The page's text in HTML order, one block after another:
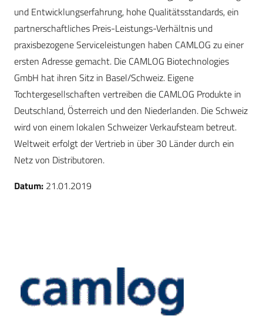
und Entwicklungserfahrung, hohe Qualitätsstandards, ein
partnerschaftliches Preis-Leistungs-Verhältnis und
praxisbezogene Serviceleistungen haben CAMLOG zu einer
ersten Adresse gemacht. Die CAMLOG Biotechnologies
GmbH hat ihren Sitz in Basel/Schweiz. Eigene
Tochtergesellschaften vertreiben die CAMLOG Produkte in
Deutschland, Österreich und den Niederlanden. Die Schweiz
wird von einem lokalen Schweizer Verkaufsteam betreut.
Weltweit erfolgt der Vertrieb in über 30 Länder durch ein
Netz von Distributoren.
Datum: 21.01.2019